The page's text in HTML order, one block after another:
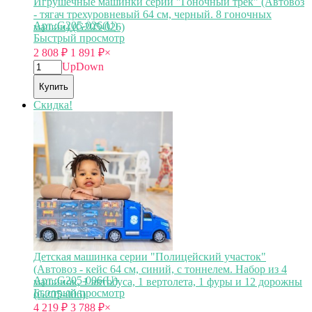
- тягач трехуровневый 64 см, черный. 8 гоночных
машин) (G205-026)
Арт.:G205-026(U)
Быстрый просмотр
2 808 ₽ 1 891 ₽×
UpDown
Купить
Скидка!
Детская машинка серии "Полицейский участок"
(Автовоз - кейс 64 см, синий, с тоннелем. Набор из 4
машинок, 1 автобуса, 1 вертолета, 1 фуры и 12 дорожны
(G205-006)
Арт.:G205-006(U)
Быстрый просмотр
4 219 ₽ 3 788 ₽×